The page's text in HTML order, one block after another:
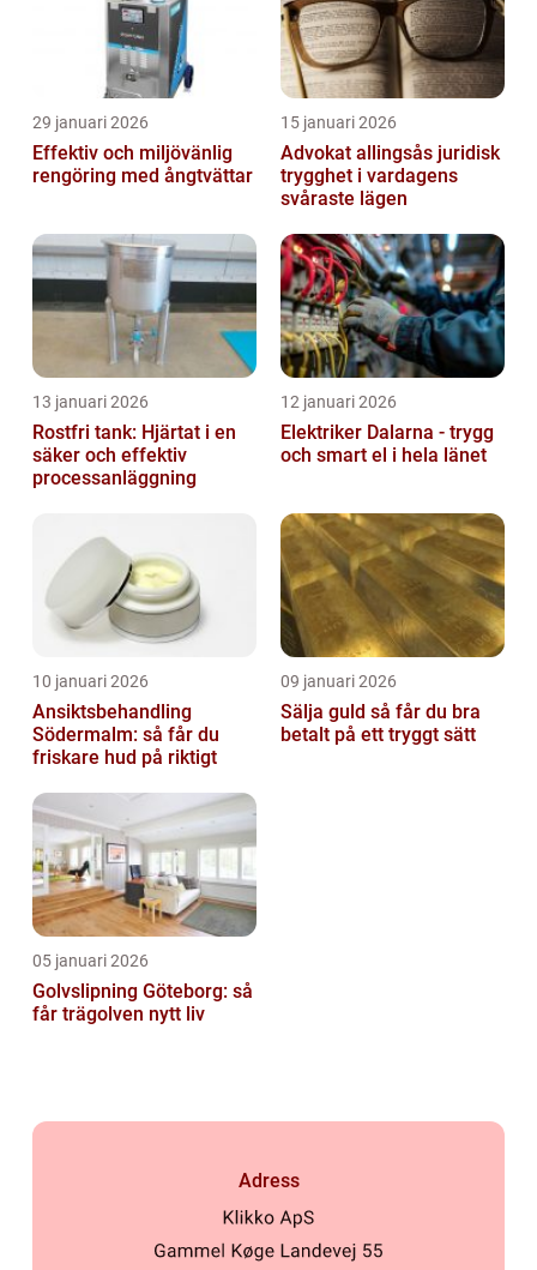
29 januari 2026
Effektiv och miljövänlig
rengöring med ångtvättar
15 januari 2026
Advokat allingsås juridisk
trygghet i vardagens
svåraste lägen
13 januari 2026
Rostfri tank: Hjärtat i en
säker och effektiv
processanläggning
12 januari 2026
Elektriker Dalarna - trygg
och smart el i hela länet
10 januari 2026
Ansiktsbehandling
Södermalm: så får du
friskare hud på riktigt
09 januari 2026
Sälja guld så får du bra
betalt på ett tryggt sätt
05 januari 2026
Golvslipning Göteborg: så
får trägolven nytt liv
Adress